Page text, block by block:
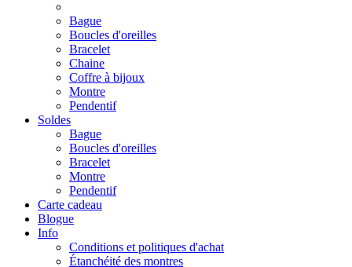
Bague
Boucles d'oreilles
Bracelet
Chaine
Coffre à bijoux
Montre
Pendentif
Soldes
Bague
Boucles d'oreilles
Bracelet
Montre
Pendentif
Carte cadeau
Blogue
Info
Conditions et politiques d'achat
Étanchéité des montres